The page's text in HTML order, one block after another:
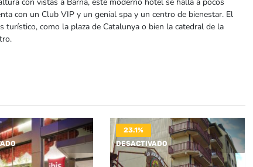
con un Club VIP y un genial spa y un centro de bienestar. El
turístico, como la plaza de Catalunya o bien la catedral de la
23.1%
DESACTIVADO